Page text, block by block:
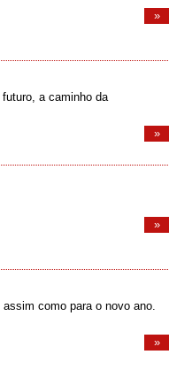
»
a caminho da
»
»
como para o novo ano.
»